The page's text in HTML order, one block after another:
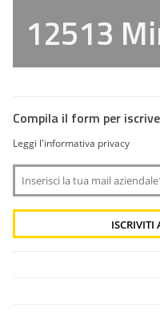
12513
Compila il form per
Leggi l'informativa privacy